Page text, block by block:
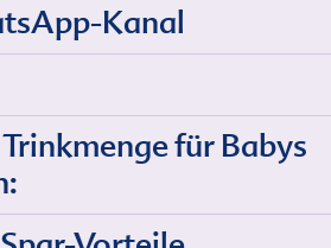
Kanal
für Babys